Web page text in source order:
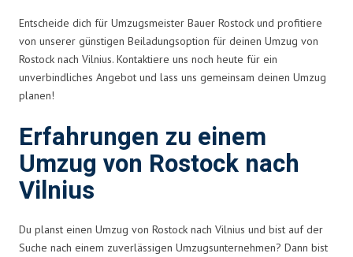
Entscheide dich für Umzugsmeister Bauer Rostock und profitiere
von unserer günstigen Beiladungsoption für deinen Umzug von
Rostock nach Vilnius. Kontaktiere uns noch heute für ein
unverbindliches Angebot und lass uns gemeinsam deinen Umzug
planen!
Erfahrungen zu einem
Umzug von Rostock nach
Vilnius
Du planst einen Umzug von Rostock nach Vilnius und bist auf der
Suche nach einem zuverlässigen Umzugsunternehmen? Dann bist